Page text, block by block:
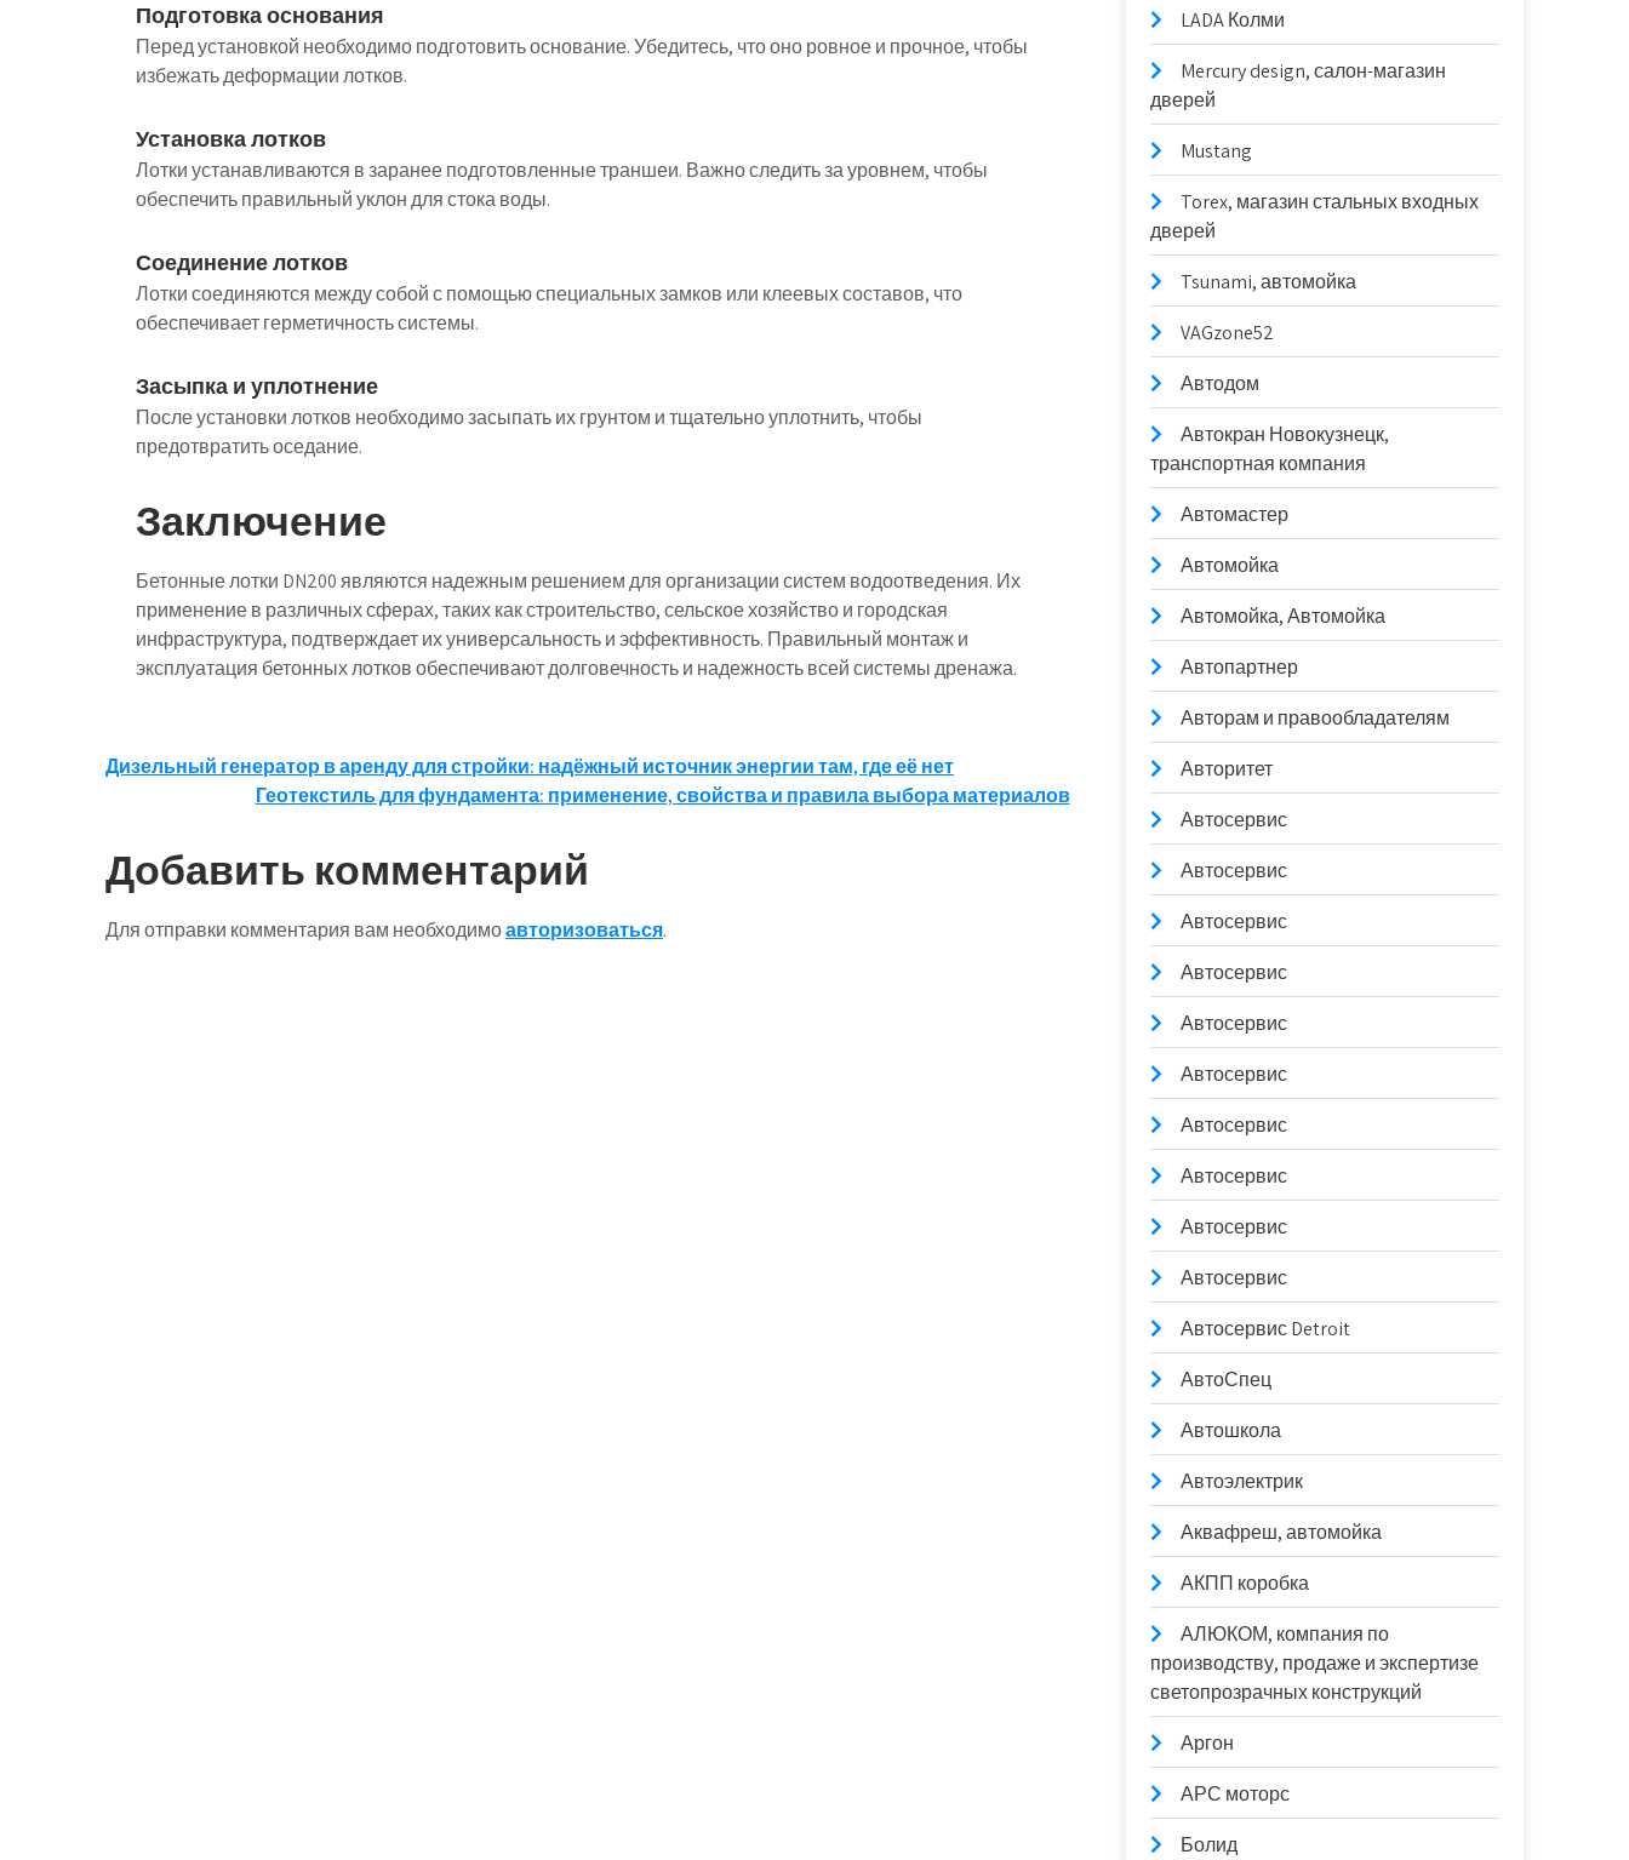
Подготовка основания
Перед установкой необходимо подготовить основание. Убедитесь, что оно ровное и прочное, чтобы
избежать деформации лотков.
Установка лотков
Лотки устанавливаются в заранее подготовленные траншеи. Важно следить за уровнем, чтобы
обеспечить правильный уклон для стока воды.
Соединение лотков
Лотки соединяются между собой с помощью специальных замков или клеевых составов, что
обеспечивает герметичность системы.
Засыпка и уплотнение
После установки лотков необходимо засыпать их грунтом и тщательно уплотнить, чтобы
предотвратить оседание.
Заключение
Бетонные лотки DN200 являются надежным решением для организации систем водоотведения. Их
применение в различных сферах, таких как строительство, сельское хозяйство и городская
инфраструктура, подтверждает их универсальность и эффективность. Правильный монтаж и
эксплуатация бетонных лотков обеспечивают долговечность и надежность всей системы дренажа.
Навигация
записям
Дизельный генератор в аренду для стройки: надёжный источник энергии там, где её нет
Геотекстиль для фундамента: применение, свойства и правила выбора материалов
Добавить комментарий
Для отправки комментария вам необходимоавторизоваться.
LADA Колми
Mercury design, салон-магазин
дверей
Mustang
Torex, магазин стальных входных
дверей
Tsunami, автомойка
VAGzone52
Автодом
Автокран Новокузнецк,
транспортная компания
Автомастер
Автомойка
Автомойка, Автомойка
Автопартнер
Авторам и правообладателям
Авторитет
Автосервис
Автосервис
Автосервис
Автосервис
Автосервис
Автосервис
Автосервис
Автосервис
Автосервис
Автосервис
Автосервис Detroit
АвтоСпец
Автошкола
Автоэлектрик
Аквафреш, автомойка
АКПП коробка
АЛЮКОМ, компания по
производству, продаже и экспертизе
светопрозрачных конструкций
Аргон
АРС моторс
Болид